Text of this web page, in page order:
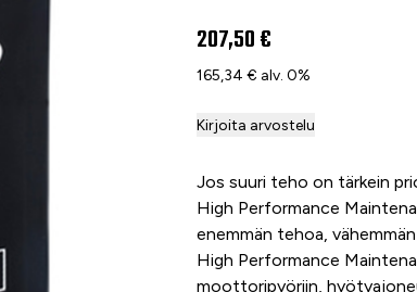
207,50 €
165,34 € alv. 0%
Kirjoita arvostelu
Jos suuri teho on tärkein
High Performance
enemmän tehoa,
High Performance
moottoripyöriin,